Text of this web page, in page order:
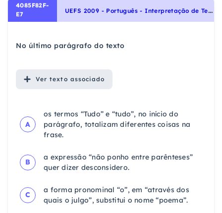
4085F82F-
E7
U
EFS 2009 - Português - Interpretação de Textos, Coesão e coerência, Noções Gerais de Compreensão e Interpretação de Texto
No último parágrafo do texto
Ver texto associado
A
os termos “Tudo” e “tudo”, no início do
parágrafo, totalizam diferentes coisas na
frase.
B
a expressão “não ponho entre parênteses”
quer dizer desconsidero.
C
a forma pronominal “o”, em “através dos
quais o julgo”, substitui o nome “poema”.